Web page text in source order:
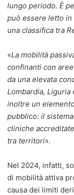
lungo periodo. È
può essere letto
una classifica tra
«La mobilità
confinanti con
da una elevata
Lombardia, Liguria
inoltre un
pubblico: il
cliniche
tra territori».
Nel 2024, infatti,
di mobilità attiva
causa dei limiti